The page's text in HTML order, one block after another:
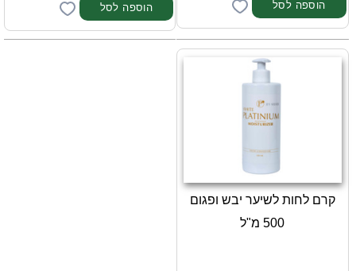
קרם לחות לשיער יבש ופגום
500 מ"ל